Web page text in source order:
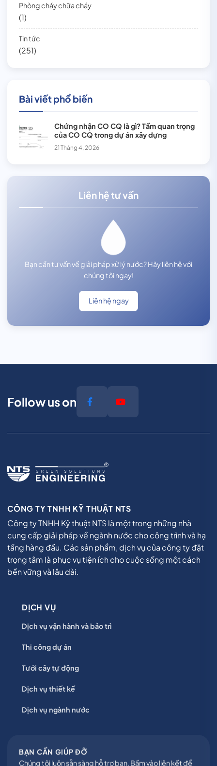
Phòng cháy chữa cháy
(1)
Tin tức
(251)
Bài viết phổ biến
Chứng nhận CO CQ là gì? Tầm quan trọng
của CO CQ trong dự án xây dựng
21 Tháng 4, 2026
Liên hệ tư vấn
Bạn cần tư vấn về giải pháp xử lý nước? Hãy liên hệ với
chúng tôi ngay!
Liên hệ ngay
Follow us on
CÔNG TY TNHH KỸ THUẬT NTS
Công ty TNHH Kỹ thuật NTS là một trong những nhà
cung cấp giải pháp về ngành nước cho công trình và hạ
tầng hàng đầu. Các sản phẩm, dịch vụ của công ty đặt
trọng tâm là phục vụ tiện ích cho cuộc sống một cách
bền vững và lâu dài.
DỊCH VỤ
Dịch vụ vận hành và bảo trì
Thi công dự án
Tưới cây tự động
Dịch vụ thiết kế
Dịch vụ ngành nước
BẠN CẦN GIÚP ĐỠ
Chúng tôi luôn sẵn sàng hỗ trợ bạn. Bấm vào liên kết để